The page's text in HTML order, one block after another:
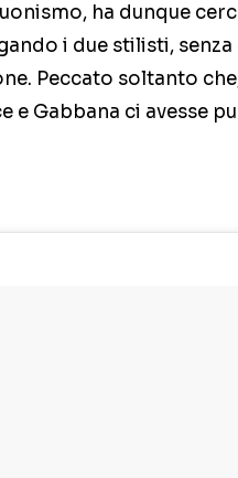
ha dunque
i due stilisti,
Peccato soltanto
e Gabbana ci avesse